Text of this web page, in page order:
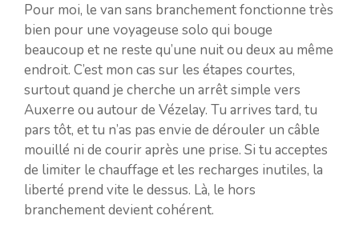
Pour moi, le van sans branchement fonctionne très
bien pour une voyageuse solo qui bouge
beaucoup et ne reste qu’une nuit ou deux au même
endroit. C’est mon cas sur les étapes courtes,
surtout quand je cherche un arrêt simple vers
Auxerre ou autour de Vézelay. Tu arrives tard, tu
pars tôt, et tu n’as pas envie de dérouler un câble
mouillé ni de courir après une prise. Si tu acceptes
de limiter le chauffage et les recharges inutiles, la
liberté prend vite le dessus. Là, le hors
branchement devient cohérent.